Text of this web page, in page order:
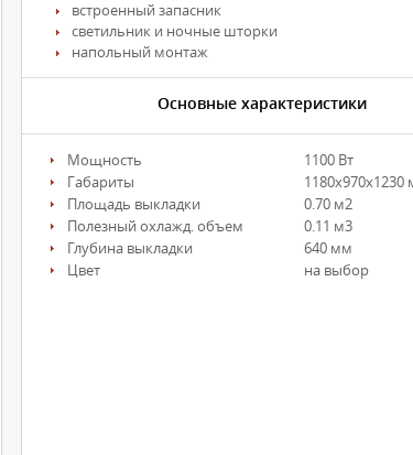
встроенный запасник
светильник и ночные шторки
напольный монтаж
Основные характеристики
Мощность
1100 Вт
Габариты
1180х970х1230
Площадь выкладки
0.70 м2
Полезный охлажд. объем
0.11 м3
Глубина выкладки
640 мм
Цвет
на выбор